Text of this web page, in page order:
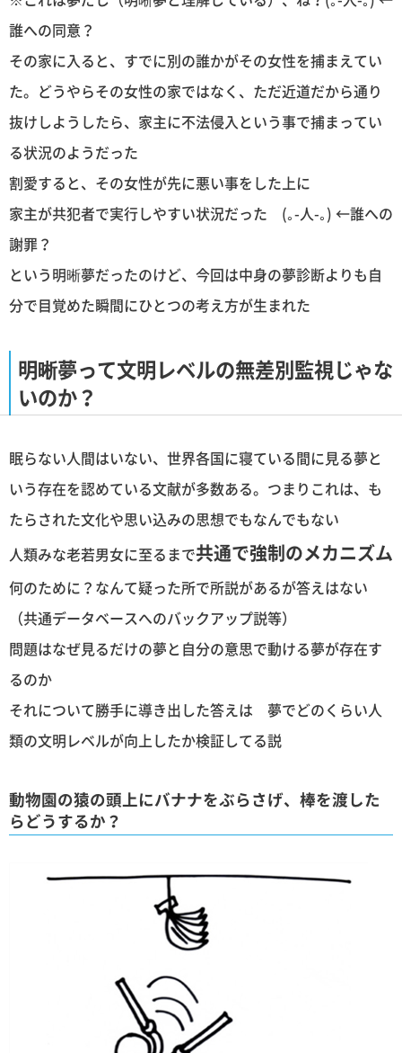
誰への同意？
その家に入ると、すでに別の誰かがその女性を捕まえてい
た。どうやらその女性の家ではなく、ただ近道だから通り
抜けしようしたら、家主に不法侵入という事で捕まってい
る状況のようだった
割愛すると、その女性が先に悪い事をした上に
家主が共犯者で実行しやすい状況だった (｡-人-｡) ←誰への
謝罪？
という明晰夢だったのけど、今回は中身の夢診断よりも自
分で目覚めた瞬間にひとつの考え方が生まれた
明晰夢って文明レベルの無差別監視じゃな
いのか？
眠らない人間はいない、世界各国に寝ている間に見る夢と
いう存在を認めている文献が多数ある。つまりこれは、も
たらされた文化や思い込みの思想でもなんでもない
人類みな老若男女に至るまで共通で強制のメカニズム
何のために？なんて疑った所で所説があるが答えはない
（共通データベースへのバックアップ説等）
問題はなぜ見るだけの夢と自分の意思で動ける夢が存在す
るのか
それについて勝手に導き出した答えは 夢でどのくらい人
類の文明レベルが向上したか検証してる説
動物園の猿の頭上にバナナをぶらさげ、棒を渡した
らどうするか？